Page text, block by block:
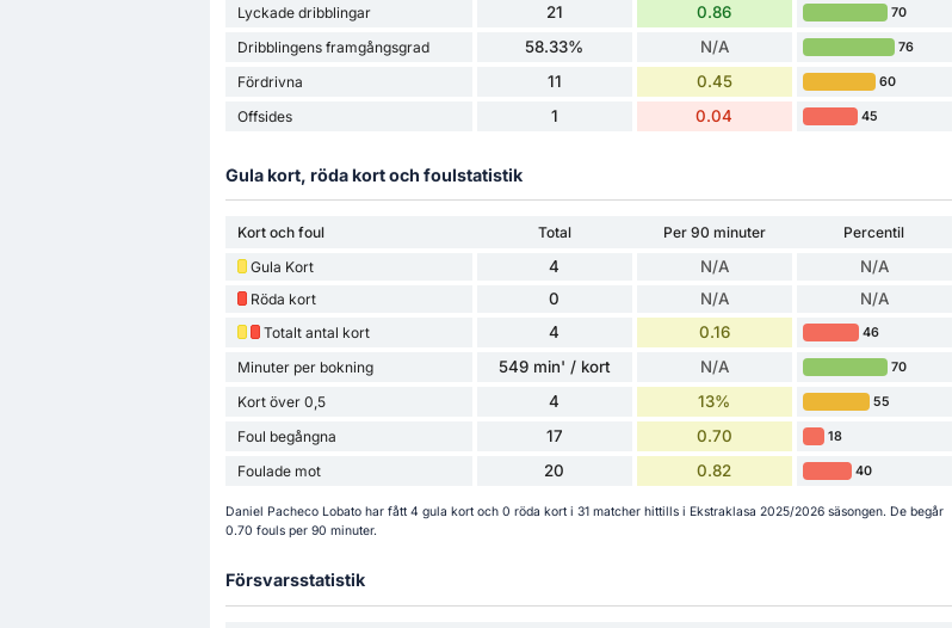
Lyckade dribblingar 21 0.86 70
Dribblingens framgångsgrad 58.33% N/A 76
Fördrivna 11 0.45 60
Offsides 1 0.04 45
Gula kort, röda kort och foulstatistik
Kort och foul Total Per 90 minuter
Percentil
Gula Kort
4 N/A N/A
Röda kort 0 N/A N/A
Totalt antal kort 4 0.16 46
Minuter per bokning 549 min' / kort N/A 70
Kort över 0,5 4 13% 55
Foul begångna 17 0.70 18
Foulade mot 20 0.82 40
Daniel Pacheco Lobato har fått 4 gula kort och 0 röda kort i 31 matcher hittills i Ekstraklasa 2025/2026 säsongen. De begår
0.70 fouls per 90 minuter.
Försvarsstatistik